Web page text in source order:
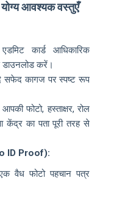
योग्य आवश्यक वस्तुएँ
कार्ड आधिकारिक
करें।
सफेद कागज पर स्पष्ट रूप
फोटो, हस्ताक्षर, रोल
केंद्र का पता पूरी तरह से
ID Proof):
वैध फोटो पहचान पत्र